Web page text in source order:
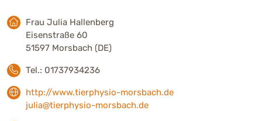
Frau Julia Hallenberg
Eisenstraße 60
51597 Morsbach (DE)
Tel.: 01737934236
http://www.tierphysio-morsbach.de
julia@tierphysio-morsbach.de